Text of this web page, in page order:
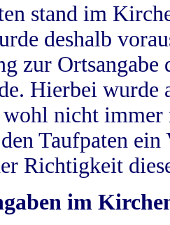
stand im
deshalb
zur
Hierbei wurde
wohl nicht
Taufpaten
Richtigkeit
im